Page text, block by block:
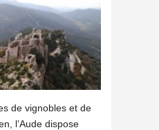
de vignobles et de
l’Aude dispose